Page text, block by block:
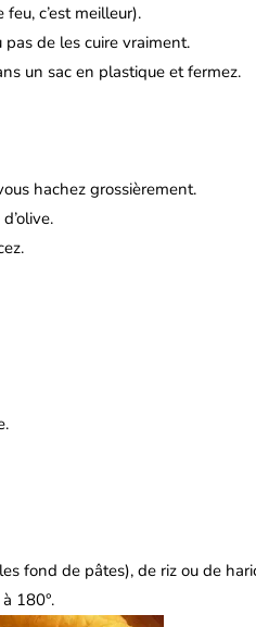
c’est meilleur).
de les cuire vraiment.
un sac en plastique et fermez.
hachez grossièrement.
fond de pâtes), de riz ou de
180°.